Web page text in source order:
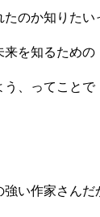
のか知りたい
来を知るための
う、ってことで
い作家さんだ